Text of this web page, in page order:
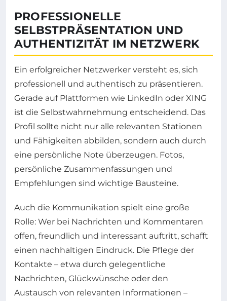
PROFESSIONELLE
SELBSTPRÄSENTATION UND
AUTHENTIZITÄT IM NETZWERK
Ein erfolgreicher Netzwerker versteht es, sich
professionell und authentisch zu präsentieren.
Gerade auf Plattformen wie LinkedIn oder XING
ist die Selbstwahrnehmung entscheidend. Das
Profil sollte nicht nur alle relevanten Stationen
und Fähigkeiten abbilden, sondern auch durch
eine persönliche Note überzeugen. Fotos,
persönliche Zusammenfassungen und
Empfehlungen sind wichtige Bausteine.
Auch die Kommunikation spielt eine große
Rolle: Wer bei Nachrichten und Kommentaren
offen, freundlich und interessant auftritt, schafft
einen nachhaltigen Eindruck. Die Pflege der
Kontakte – etwa durch gelegentliche
Nachrichten, Glückwünsche oder den
Austausch von relevanten Informationen –